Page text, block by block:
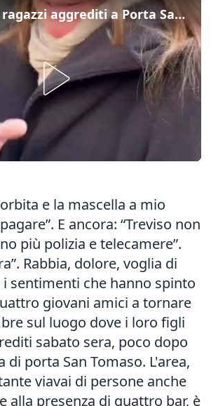
I genitori dei ragazzi aggrediti a Porta San Tomaso: "Hanno rotto la mascella a mio figlio, devono pagare"
e la mascella a mio
E ancora: “Treviso non
più polizia e telecamere”.
Rabbia, dolore, voglia di
i sentimenti che hanno spinto
giovani amici a tornare
sul luogo dove i loro figli
sabato sera, poco dopo
di porta San Tomaso. L'area,
viavai di persone anche
alla presenza di quattro bar, è